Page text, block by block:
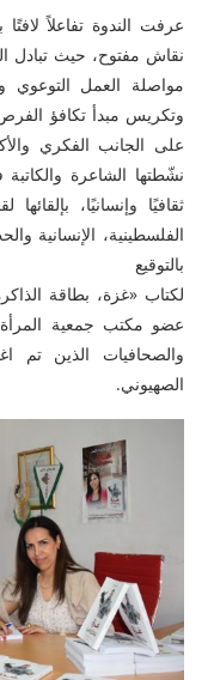
عرفت الندوة تفاعلاً
نقاش مفتوح، حيث تبادل
مواصلة العمل التوعوي
وتكريس مبدأ تكافؤ
على الجانب الفكري
نشّطتها الشاعرة
ثقافيًا وإنسانيًا،
الفلسطينية، الإنسانية
بالتوقيع
لكتاب «غزة، بطاقة
عضو مكتب جمعية
والصحافيات الذين تم
الصهيوني.